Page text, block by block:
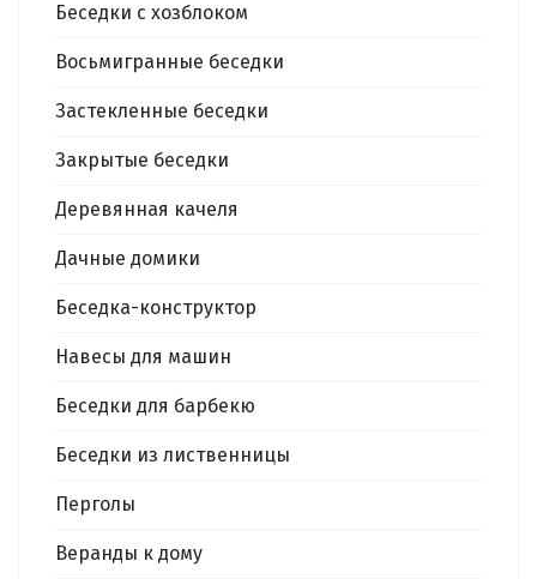
Беседки с хозблоком
Восьмигранные беседки
Застекленные беседки
Закрытые беседки
Деревянная качеля
Дачные домики
Беседка-конструктор
Навесы для машин
Беседки для барбекю
Беседки из лиственницы
Перголы
Веранды к дому